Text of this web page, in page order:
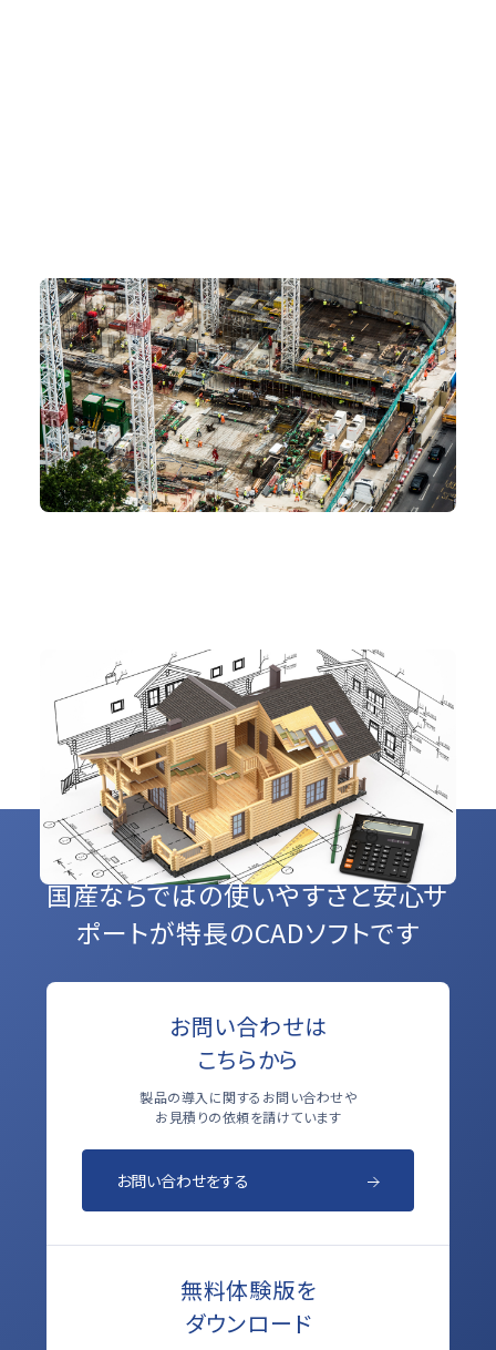
土木・インフラとCAD
設計 #図面管理#製図
建築設備とCAD
設計 #図面管理#製図
国産ならではの使いやすさと安心サ
ポートが特長のCADソフトです
お問い合わせは
こちらから
製品の導入に関するお問い合わせや
お見積りの依頼を請けています
お問い合わせをする
無料体験版を
ダウンロード